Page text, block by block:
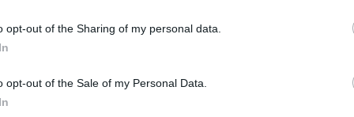
opt-out of the Sharing of my personal data.
opt-out of the Sale of my Personal Data.
χώρος για όλους
σεβασμό στη συμπερίληψη και τη διαφάνεια,
αποτελέσει έναν ζωντανό οργανισμό γνώσης για